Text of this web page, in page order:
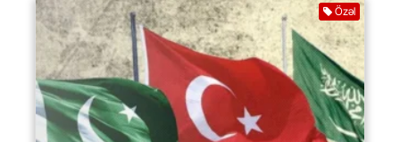
Özəl